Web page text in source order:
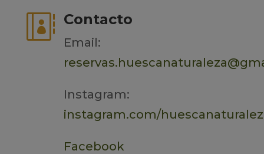
 Contacto
Email:
Instagram:
instagram.com/
Facebook